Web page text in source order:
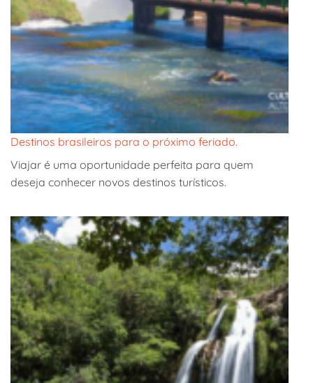
Destinos brasileiros para o próximo feriado.
Viajar é uma oportunidade perfeita para quem
deseja conhecer novos destinos turísticos.